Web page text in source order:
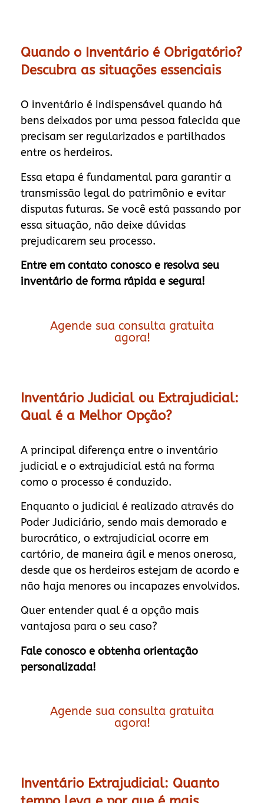
Quando o Inventário é Obrigatório?
Descubra as situações essenciais
O inventário é indispensável quando há
bens deixados por uma pessoa falecida que
precisam ser regularizados e partilhados
entre os herdeiros.
Essa etapa é fundamental para garantir a
transmissão legal do patrimônio e evitar
disputas futuras. Se você está passando por
essa situação, não deixe dúvidas
prejudicarem seu processo.
Entre em contato conosco e resolva seu
inventário de forma rápida e segura!
Agende sua consulta gratuita
agora!
Inventário Judicial ou Extrajudicial:
Qual é a Melhor Opção?
A principal diferença entre o inventário
judicial e o extrajudicial está na forma
como o processo é conduzido.
Enquanto o judicial é realizado através do
Poder Judiciário, sendo mais demorado e
burocrático, o extrajudicial ocorre em
cartório, de maneira ágil e menos onerosa,
desde que os herdeiros estejam de acordo e
não haja menores ou incapazes envolvidos.
Quer entender qual é a opção mais
vantajosa para o seu caso?
Fale conosco e obtenha orientação
personalizada!
Agende sua consulta gratuita
agora!
Inventário Extrajudicial: Quanto